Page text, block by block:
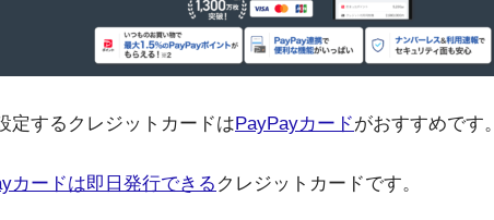
定するクレジットカードは PayPayカードがおすすめです。
カードは即日発行できる クレジットカードです。